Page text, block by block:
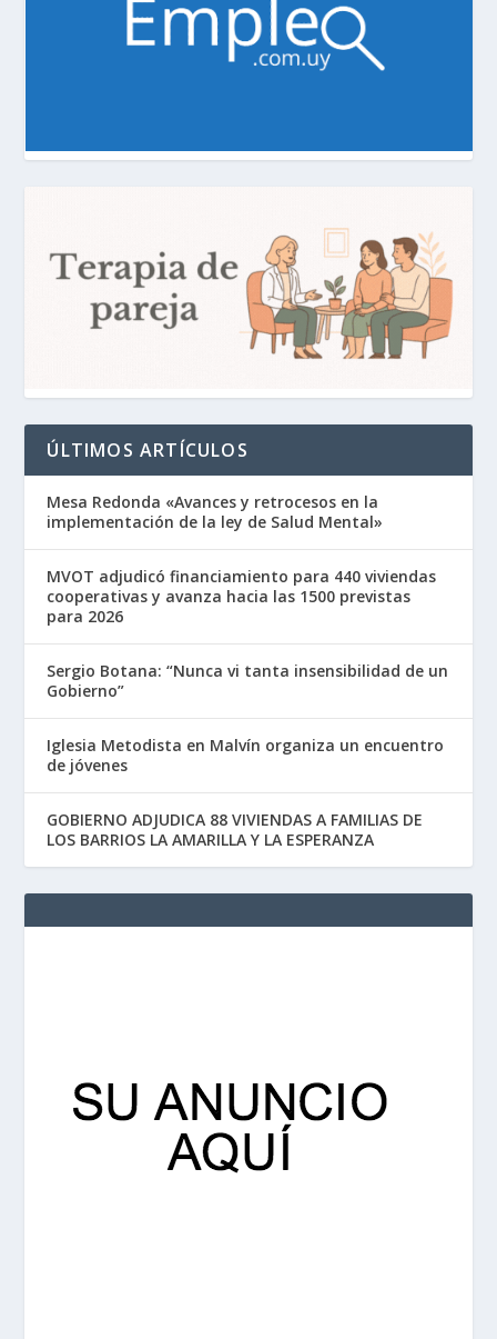
ÚLTIMOS ARTÍCULOS
Mesa Redonda «Avances y retrocesos en la
implementación de la ley de Salud Mental»
MVOT adjudicó financiamiento para 440 viviendas
cooperativas y avanza hacia las 1500 previstas
para 2026
Sergio Botana: “Nunca vi tanta insensibilidad de un
Gobierno”
Iglesia Metodista en Malvín organiza un encuentro
de jóvenes
GOBIERNO ADJUDICA 88 VIVIENDAS A FAMILIAS DE
LOS BARRIOS LA AMARILLA Y LA ESPERANZA